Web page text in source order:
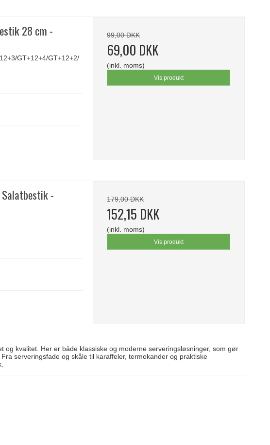
28 cm -
GT+12+4/GT+12+2/
99,00 DKK
69,00 DKK
(inkl. moms)
Vis produkt
-
179,00 DKK
152,15 DKK
(inkl. moms)
Vis produkt
kvalitet. Her er både klassiske og moderne serveringsløsninger, som gør
serveringsfade og skåle til karaffeler, termokander og praktiske